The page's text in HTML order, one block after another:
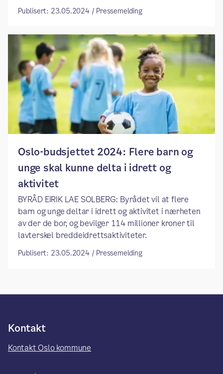
Publisert: 23.05.2024 / Pressemelding
Oslo-budsjettet 2024: Flere barn og
unge skal kunne delta i idrett og
aktivitet
BYRÅD EIRIK LAE SOLBERG: Byrådet vil at flere
barn og unge deltar i idrett og aktivitet i nærheten
av der de bor, og bevilger 114 millioner kroner til
lavterskel breddeidrettsaktiviteter.
Publisert: 23.05.2024 / Pressemelding
Kontakt
Kontakt Oslo kommune